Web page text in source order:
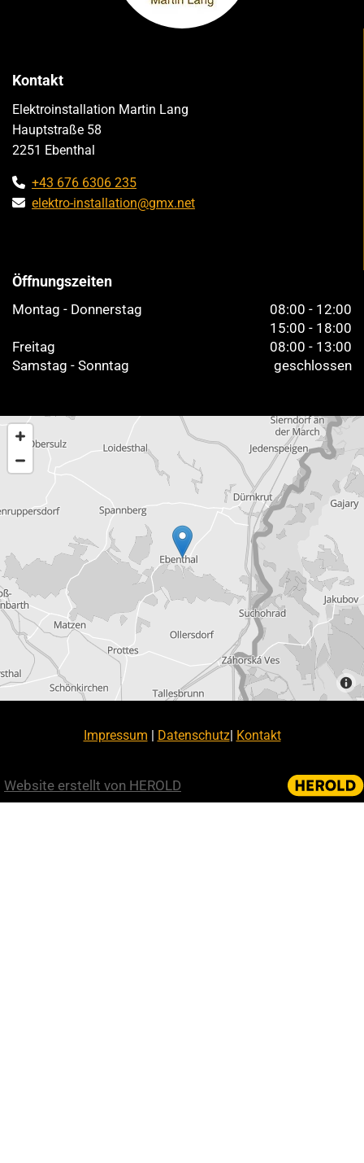
Kontakt
Elektroinstallation Martin Lang
Hauptstraße 58
2251 Ebenthal
 +43 676 6306 235
 elektro-installation@gmx.net
Öffnungszeiten
Montag - Donnerstag
08:00 - 12:00
15:00 - 18:00
Freitag
08:00 - 13:00
Samstag - Sonntag
geschlossen
Impressum | Datenschutz| Kontakt
Website erstellt von HEROLD